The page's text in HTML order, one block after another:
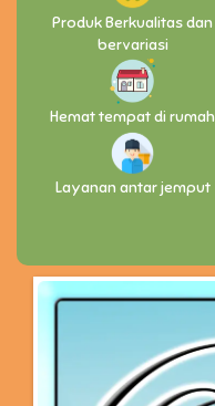
Produk Berkualitas dan
bervariasi
Hemat tempat di rumah
Layanan antar jemput